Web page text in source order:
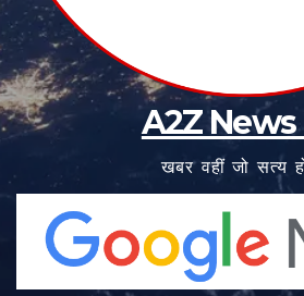
A2Z News
खबर वहीं जो सत्य